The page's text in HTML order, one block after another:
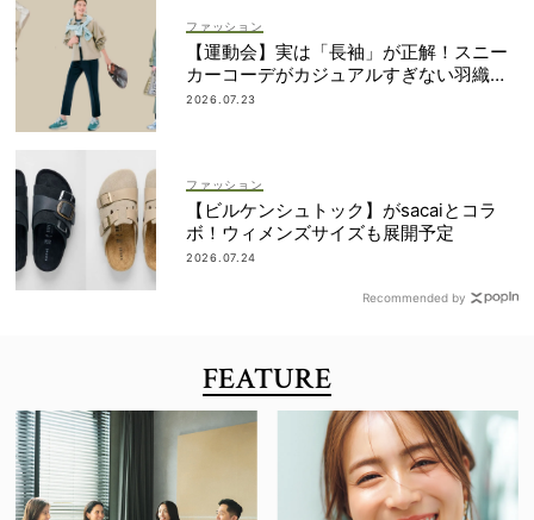
ファッション
【運動会】実は「長袖」が正解！スニー
カーコーデがカジュアルすぎない羽織り
アイデア
2026.07.23
ファッション
【ビルケンシュトック】がsacaiとコラ
ボ！ウィメンズサイズも展開予定
2026.07.24
Recommended by
FEATURE